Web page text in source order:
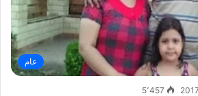
عام
5٬457